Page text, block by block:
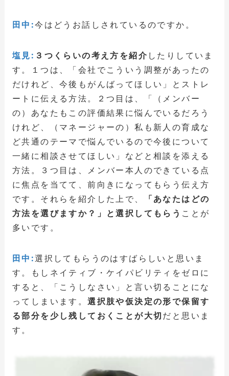
田中:今はどうお話しされているのですか。
塩見: ３つくらいの考え方を紹介 したりしていま
す。１つは、「会社でこういう調整があったの
だけれど、今後もがんばってほしい」とストレ
ートに伝える方法。２つ目は、「（メンバー
の）あなたもこの評価結果に悩んでいるだろう
けれど、（マネージャーの）私も新人の育成な
ど共通のテーマで悩んでいるので今後について
一緒に相談させてほしい」などと相談を添える
方法。３つ目は、メンバー本人のできている点
に焦点を当てて、前向きになってもらう伝え方
です。それらを紹介した上で、
「あなたはどの
方法を選びますか？」と選択してもらう ことが
多いです。
田中:選択してもらうのはすばらしいと思いま
す。もしネイティブ・ケイパビリティをゼロに
すると、「こうしなさい」と言い切ることにな
ってしまいます。選択肢や仮決定の形で保留す
る部分を少し残しておくことが大切だと思いま
す。